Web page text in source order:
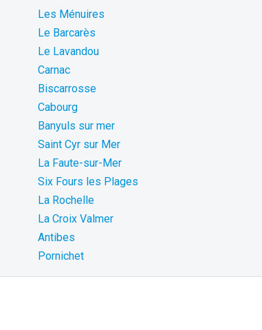
Les Ménuires
Le Barcarès
Le Lavandou
Carnac
Biscarrosse
Cabourg
Banyuls sur mer
Saint Cyr sur Mer
La Faute-sur-Mer
Six Fours les Plages
La Rochelle
La Croix Valmer
Antibes
Pornichet